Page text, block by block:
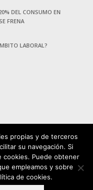
DEL CONSUMO EN
FRENA
LABORAL?
propias y de terceros
su navegación. Si
cookies. Puede obtener
empleamos y sobre
de cookies.